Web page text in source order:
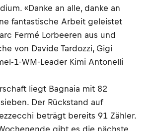
«Danke an alle, danke an
fantastische Arbeit geleistet
Fermé Lorbeeren aus und
von Davide Tardozzi, Gigi
1-WM-Leader Kimi Antonelli
liegt Bagnaia mit 82
Der Rückstand auf
beträgt bereits 91 Zähler.
gibt es die nächste